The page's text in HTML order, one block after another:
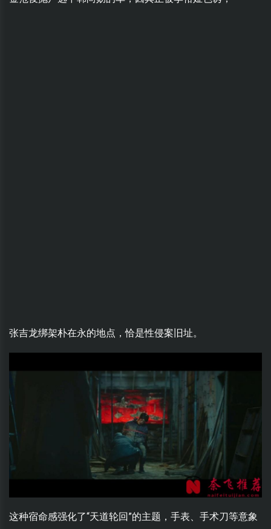
张吉龙绑架朴在永的地点，恰是性侵案旧址。
这种宿命感强化了“天道轮回”的主题，手表、手术刀等意象